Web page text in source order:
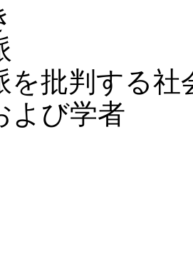
を批判する社
よび学者